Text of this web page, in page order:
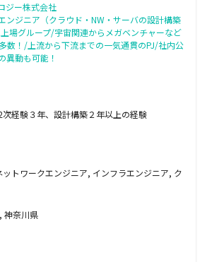
ジー株式会社
ンジニア（クラウド・NW・サーバの設計構築
場グループ/宇宙関連からメガベンチャーなど
数！/上流から下流までの一気通貫のPJ/社内公
異動も可能！
次経験３年、設計構築２年以上の経験
トワークエンジニア, インフラエンジニア, ク
神奈川県